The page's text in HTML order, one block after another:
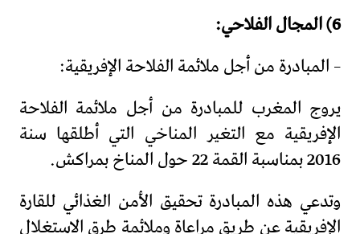
6) المجال الفلاحي:
– المبادرة من أجل ملائمة الفلاحة الإفريقية:
يروج المغرب للمبادرة من أجل ملائمة الفلاحة
الإفريقية مع التغير المناخي التي أطلقها سنة
2016 بمناسبة القمة 22 حول المناخ بمراكش.
وتدعي هذه المبادرة تحقيق الأمن الغذائي للقارة
الإفريقية عن طريق مراعاة وملائمة طرق الاستغلال